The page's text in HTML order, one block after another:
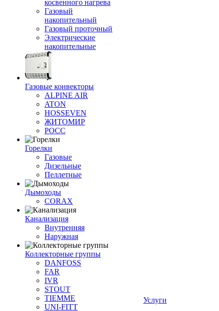
косвенного нагрева
Газовый
накопительный
Газовый проточный
Электрические
накопительные
Газовые конвекторы
ALPINE AIR
ATON
HOSSEVEN
ЖИТОМИР
РОСС
Горелки
Газовые
Дизельные
Пеллетные
Дымоходы
CORAX
Канализация
Внутренняя
Наружная
Коллекторные группы
DANFOSS
FAR
IVR
STOUT
TIEMME
UNI-FITT
Услуги